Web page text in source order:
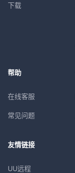
下载
帮助
在线客服
常见问题
友情链接
UU远程